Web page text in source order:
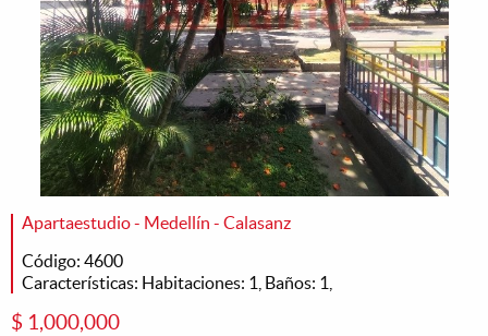
Apartaestudio - Medellín - Calasanz
Código: 4600
Características: Habitaciones: 1, Baños: 1,
$ 1,000,000